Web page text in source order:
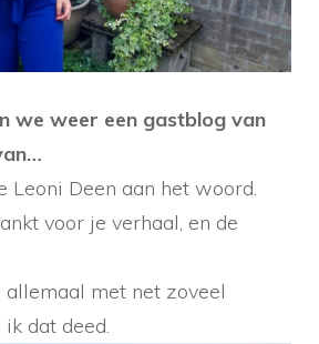
we weer een gastblog van
Leoni Deen aan het woord.
voor je verhaal, en de
met net zoveel
dat deed.